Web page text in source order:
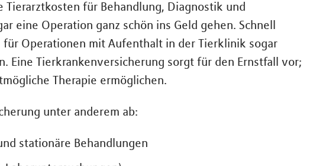
für Behandlung, Diagnostik und
eine Operation ganz schön ins Geld gehen. Schnell
für Operationen mit Aufenthalt in der Tierklinik sogar
Eine Tierkrankenversicherung sorgt für den Ernstfall vor;
Therapie ermöglichen.
unter anderem ab:
stationäre Behandlungen